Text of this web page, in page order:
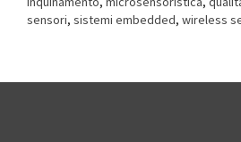
sensori, sistemi embedded, wireless